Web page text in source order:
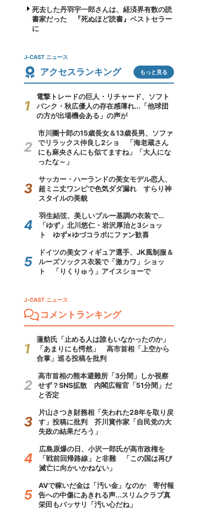
死去した丹羽宇一郎さんは、経済界有数の読
書家だった 『死ぬほど読書』ベストセラー
に
J-CAST ニュース
アクセスランキング もっと見る
電撃トレードの巨人・リチャード、ソフト
バンク・秋広優人の存在感薄れ...「他球団
の方が出場機会ある」の声が
市川團十郎の15歳長女＆13歳長男、ソファ
でリラックス仲良し2ショ 「海老蔵さん
にも麻央さんにも似てますね」「大人にな
ったな～」
サッカー・ハーランドの美女モデル恋人、
超ミニ丈ワンピで色気ダダ漏れ すらり神
スタイルの美貌
羽生結弦、美しいブルー基調の衣装で...
「ゆず」北川悠仁・岩沢厚治と3ショッ
ト ゆず×ゆづコラボにファン歓喜
ドイツの美女フィギュア選手、JK風制服＆
ルーズソックス衣装で「激カワ」ショッ
ト 「りくりゅう」アイスショーで
J-CAST ニュース
コメントランキング
蓮舫氏「止める人は誰もいなかったのか」
「あまりにも愕然」 高市首相「上空から
合掌」巡る投稿を批判
高市首相の熊本避難所「3分間」しか視察
せず？SNS拡散 内閣広報官「51分間」だ
と否定
片山さつき財務相「失われた28年を取り戻
す」投稿に批判 芥川賞作家「自民党の大
失政の結果だろう」
広島原爆の日、小沢一郎氏が高市政権を
「戦前回帰路線」と非難 「この国は再び
滅亡に向かいかねない」
AVで稼いだ金は「汚い金」なのか 寄付報
告への中傷にあきれる声...スリムクラブ真
栄田もバッサリ「汚い心だね」